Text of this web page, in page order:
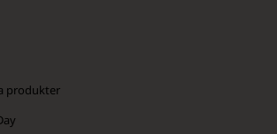
produkter